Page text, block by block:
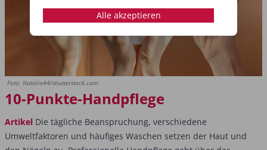
Foto: Natalia44/shutterstock.com
10-Punkte-Handpflege
Artikel Die tägliche Beanspruchung, verschiedene
Umweltfaktoren und häufiges Waschen setzen der Haut und
Alle akzeptieren